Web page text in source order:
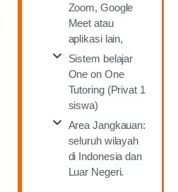
Zoom, Google
Meet atau
aplikasi lain,
Sistem belajar
One on One
Tutoring (Privat 1
siswa)
Area Jangkauan:
seluruh wilayah
di Indonesia dan
Luar Negeri.